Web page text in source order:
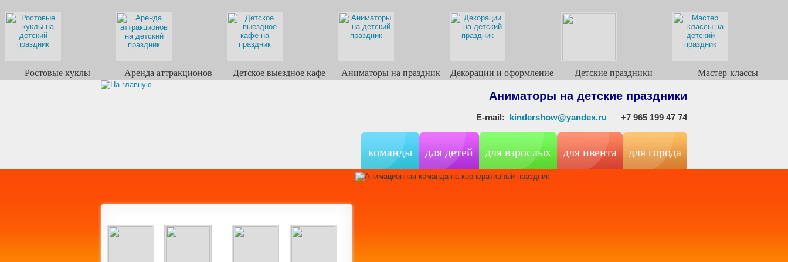
Ростовые куклы Аренда аттракционов Детское выездное кафе Аниматоры на праздник Декорации и оформление Детские праздники Мастер-классы
Аниматоры на детские праздники
E-mail: kindershow@yandex.ru +7 965 199 47 74
команды для детей для взрослых для ивента для города